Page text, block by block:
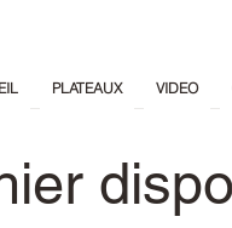
PLATEAUX VIDEO